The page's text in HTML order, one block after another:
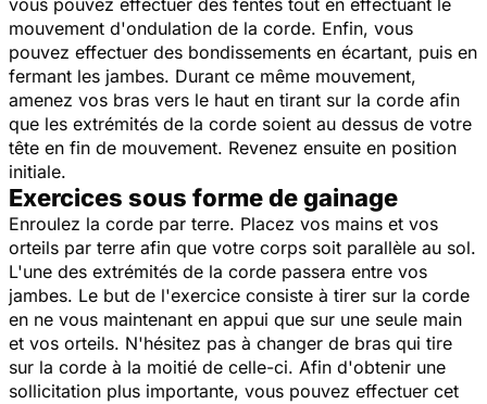
mouvement d'ondulation de la corde. Enfin, vous
pouvez effectuer des bondissements en écartant, puis en
fermant les jambes. Durant ce même mouvement,
amenez vos bras vers le haut en tirant sur la corde afin
que les extrémités de la corde soient au dessus de votre
tête en fin de mouvement. Revenez ensuite en position
initiale.
Exercices sous forme de gainage
Enroulez la corde par terre. Placez vos mains et vos
orteils par terre afin que votre corps soit parallèle au sol.
L'une des extrémités de la corde passera entre vos
jambes. Le but de l'exercice consiste à tirer sur la corde
en ne vous maintenant en appui que sur une seule main
et vos orteils. N'hésitez pas à changer de bras qui tire
sur la corde à la moitié de celle-ci. Afin d'obtenir une
sollicitation plus importante, vous pouvez effectuer cet